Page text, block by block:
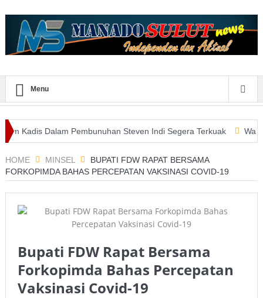
Menu
Pembunuhan Steven Indi Segera Terkuak Wali Kota Vicky
HOME MINSEL
BUPATI FDW RAPAT BERSAMA
FORKOPIMDA BAHAS PERCEPATAN VAKSINASI COVID-19
Bupati FDW Rapat Bersama
Forkopimda Bahas Percepatan
Vaksinasi Covid-19